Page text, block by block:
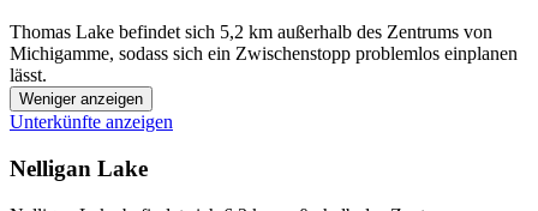
Thomas Lake befindet sich 5,2 km außerhalb des Zentrums von
Michigamme, sodass sich ein Zwischenstopp problemlos einplanen
lässt.
Weniger anzeigen
Unterkünfte anzeigen
Nelligan Lake